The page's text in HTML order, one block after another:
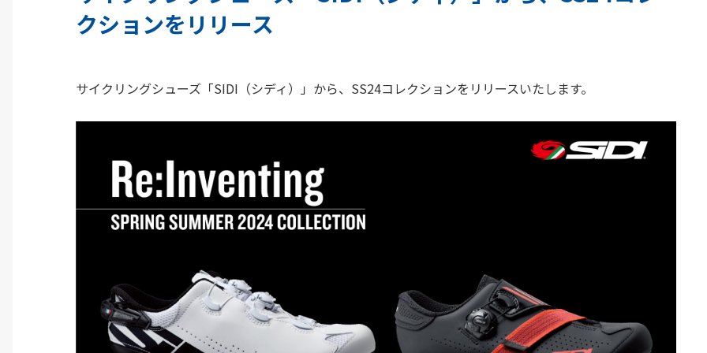
クションをリリース
サイクリングシューズ「SIDI（シディ）」から、SS24コレクションをリリースいたします。